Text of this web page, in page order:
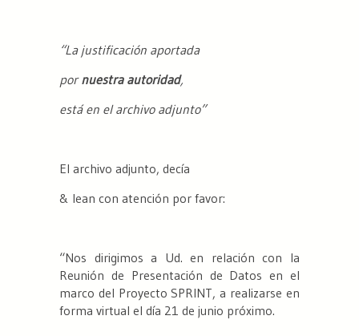
“La justificación aportada
pornuestra autoridad,
está en el archivo adjunto”
El archivo adjunto, decía
& lean con atención por favor:
“Nos dirigimos a Ud. en relación con la
Reunión de Presentación de Datos en el
marco del Proyecto SPRINT, a realizarse en
forma virtual el día 21 de junio próximo.